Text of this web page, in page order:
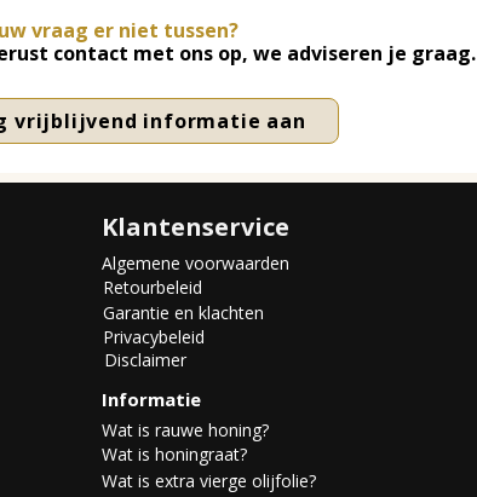
vraag er niet tussen?
contact met ons op, we adviseren je graag.
vrijblijvend informatie aan
Klantenservice
Algemene voorwaarden
Retourbeleid
Garantie en klachten
Privacybeleid
Disclaimer
Informatie
Wat is rauwe honing?
Wat is honingraat?
Wat is extra vierge olijfolie?